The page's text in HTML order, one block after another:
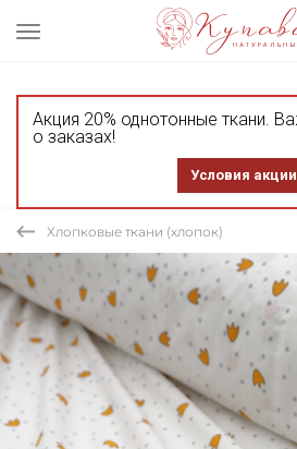
Акция 20% однотонные ткани.
о заказах!
Условия акции
Хлопковые ткани (хлопок)